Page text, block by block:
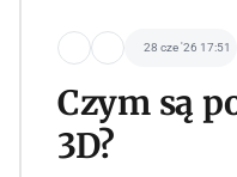
28 cze '26 17:51
Czym są
3D?